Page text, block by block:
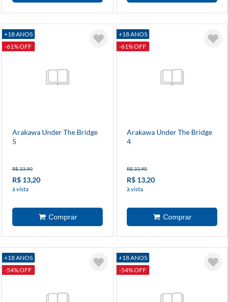
+18 ANOS
-61% OFF
Arakawa Under The Bridge
5
R$ 33,90
R$ 13,20
à vista
+18 ANOS
-61% OFF
Arakawa Under The Bridge
4
R$ 33,90
R$ 13,20
à vista
+18 ANOS
-54% OFF
+18 ANOS
-54% OFF